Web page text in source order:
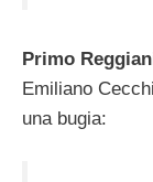
Primo
Emiliano
una bugia: